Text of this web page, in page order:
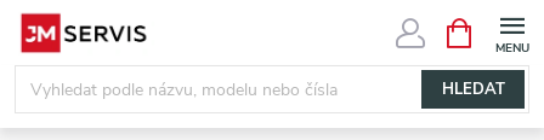
Přejít
obsah
HLEDAT
NÁKUPNÍ
KOŠÍK